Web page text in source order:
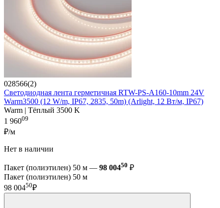
028566(2)
Светодиодная лента герметичная RTW-PS-A160-10mm 24V
Warm3500 (12 W/m, IP67, 2835, 50m) (Arlight, 12 Вт/м, IP67)
Warm | Тёплый 3500 K
1 96009
₽/м
Нет в наличии
Пакет (полиэтилен) 50 м — 98 00450 ₽
Пакет (полиэтилен) 50 м
98 00450₽